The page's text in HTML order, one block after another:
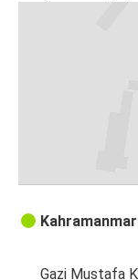
Gazi Mustafa